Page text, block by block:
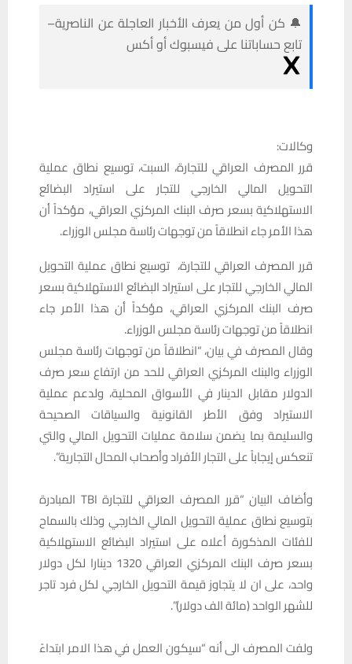
🔔 كن أول من يعرف الأخبار العاجلة عن الناصرية–
تابع حساباتنا على فيسبوك أو أكس
وكالات:
قرر المصرف العراقي للتجارة، السبت، توسيع نطاق عملية
التحويل المالي الخارجي للتجار على استيراد البضائع
الاستهلاكية بسعر صرف البنك المركزي العراقي، مؤكداً أن
هذا الأمر جاء انطلاقاً من توجهات رئاسة مجلس الوزراء.
قرر المصرف العراقي للتجارة، توسيع نطاق عملية التحويل
المالي الخارجي للتجار على استيراد البضائع الاستهلاكية بسعر
صرف البنك المركزي العراقي، مؤكداً أن هذا الأمر جاء
انطلاقاً من توجهات رئاسة مجلس الوزراء.
وقال المصرف في بيان، “انطلاقاً من توجهات رئاسة مجلس
الوزراء والبنك المركزي العراقي للحد من ارتفاع سعر صرف
الدولار مقابل الدينار في الأسواق المحلية، ولدعم عملية
الاستيراد وفق الأطر القانونية والسياقات الصحيحة
والسليمة بما يضمن سلامة عمليات التحويل المالي والتي
تنعكس إيجاباً على التجار الأفراد وأصحاب المحال التجارية”.
وأضاف البيان “قرر المصرف العراقي للتجارة TBI المبادرة
بتوسيع نطاق عملية التحويل المالي الخارجي وذلك بالسماح
للفئات المذكورة أعلاه على استيراد البضائع الاستهلاكية
بسعر صرف البنك المركزي العراقي 1320 دينارا لكل دولار
واحد، على ان لا يتجاوز قيمة التحويل الخارجي لكل فرد تاجر
للشهر الواحد (مائة الف دولار)”.
ولفت المصرف الى أنه “سيكون العمل في هذا الامر ابتداءً